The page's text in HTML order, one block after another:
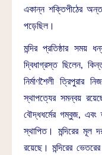
একান্ন শক্তিপীঠের
পড়েছিল।
মন্দির প্রতিষ্ঠার সময়
দ্বিধাগ্রস্ত ছিলেন,
নির্মাণশৈলী
স্থাপত্যের সমন্বয়
বৌদ্ধধর্মের গম্বুজ,
স্থাপিত। মন্দিরের মূল
রয়েছে। মন্দিরের